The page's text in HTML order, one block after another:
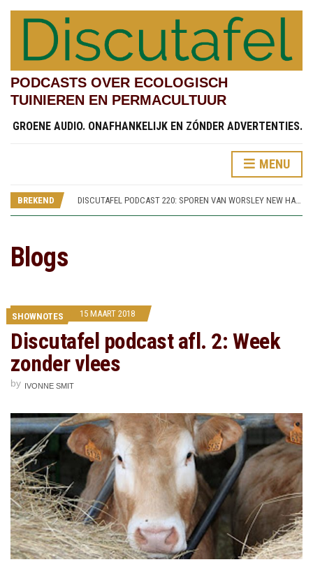
PODCASTS OVER ECOLOGISCH
TUINIEREN EN PERMACULTUUR
GROENE AUDIO. ONAFHANKELIJK EN ZÓNDER ADVERTENTIES.
MENU
BREKEND
DISCUTAFEL PODCAST 221: SAMENTUINEN (RHS BRIDGEWATER 6)
DISCUTAFEL PODCAST 219: TESTVELDEN EN CHINESE STREAMSIDE GARDEN (RHS BRIDGEWATER 4)
DISCUTAFEL PODCAST 218: PARADISE GARDEN (RHS BRIDGEWATER 3)
Blogs
SHOWNOTES 15 MAART 2018
Discutafel podcast afl. 2: Week
zonder vlees
by IVONNE SMIT